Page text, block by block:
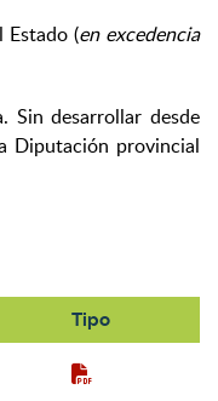
Estado (en excedencia
Sin desarrollar desde
Diputación provincial
Tipo